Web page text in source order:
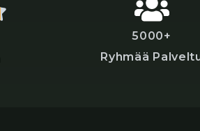
5000+
Ryhmää